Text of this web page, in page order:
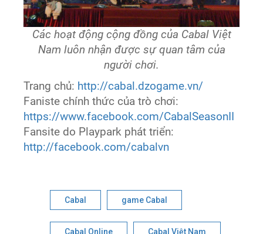
Các hoạt động cộng đồng của Cabal Việt
Nam luôn nhận được sự quan tâm của
người chơi.
Trang chủ: http://cabal.dzogame.vn/
Faniste chính thức của trò chơi:
https://www.facebook.com/CabalSeasonII
Fansite do Playpark phát triển:
http://facebook.com/cabalvn
Cabal game Cabal
Cabal Online Cabal Việt Nam